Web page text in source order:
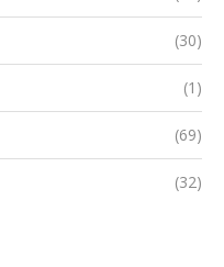
(30)
(1)
(69)
(32)